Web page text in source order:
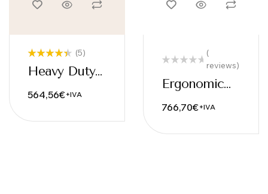
Valorado
con4.40
(5)
Heavy Duty
564,56€+IVA
(
reviews)
Ergonomic
766,70€+IVA